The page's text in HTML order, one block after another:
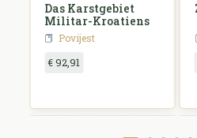
Das Karstgebiet
Militar-Kroatiens
Povijest
€ 92,91